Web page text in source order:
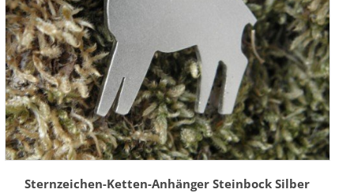
Sternzeichen-Ketten-Anhänger Steinbock Silber